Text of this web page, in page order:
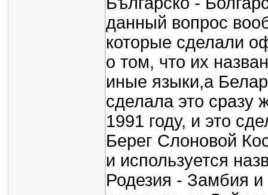
данный вопрос
которые сделали
о том, что их
иные языки,а
сделала это сразу
1991 году, и это
Берег Слоновой
и используется
Родезия - Замбия